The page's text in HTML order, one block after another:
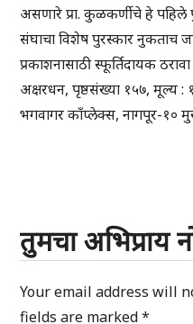
असणारे प्रा. कुळकर्णीचे हे पहिले
संघाचा विशेष पुरस्कार नुकताच
प्रकाशनासाठी स्फूर्तिदायक
अक्षरधन, पृष्ठसंख्या १५७, मूल्य
भगवागर काँप्लेक्स, नागपूर-१०
तुमचा अभिप्राय
Your email address will
fields are marked*